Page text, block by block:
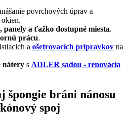
povrchových úprav a
panely a ťažko dostupné miesta.
prácu.
a ošetrovacích prípravkov na
nátery s ADLER sadou - renovácia
bráni nánosu
spoj